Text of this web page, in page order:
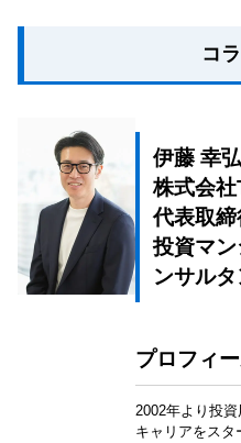
コ
伊藤 幸
株式会社
代表取締
投資マ
ンサルタ
プロフィ
2002年より投
キャリアをスタ